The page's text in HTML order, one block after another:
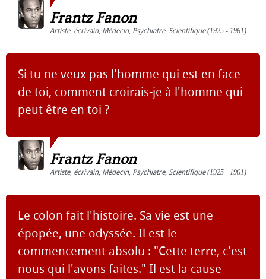
Frantz Fanon
Artiste, écrivain, Médecin, Psychiatre, Scientifique(1925 - 1961)
Si tu ne veux pas l'homme qui est en face
de toi, comment croirais-je à l'homme qui
peut être en toi ?
Frantz Fanon
Artiste, écrivain, Médecin, Psychiatre, Scientifique(1925 - 1961)
Le colon fait l'histoire. Sa vie est une
épopée, une odyssée. Il est le
commencement absolu : "Cette terre, c'est
nous qui l'avons faites." Il est la cause